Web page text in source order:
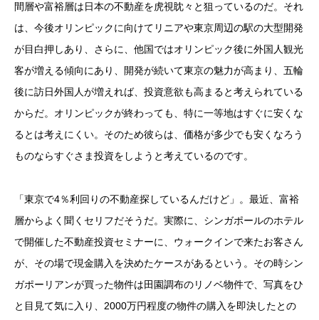
間層や富裕層は日本の不動産を虎視眈々と狙っているのだ。それ
は、今後オリンピックに向けてリニアや東京周辺の駅の大型開発
が目白押しあり、さらに、他国ではオリンピック後に外国人観光
客が増える傾向にあり、開発が続いて東京の魅力が高まり、五輪
後に訪日外国人が増えれば、投資意欲も高まると考えられている
からだ。オリンピックが終わっても、特に一等地はすぐに安くな
るとは考えにくい。そのため彼らは、価格が多少でも安くなろう
ものならすぐさま投資をしようと考えているのです。
「東京で4％利回りの不動産探しているんだけど」。最近、富裕
層からよく聞くセリフだそうだ。実際に、シンガポールのホテル
で開催した不動産投資セミナーに、ウォークインで来たお客さん
が、その場で現金購入を決めたケースがあるという。その時シン
ガポーリアンが買った物件は田園調布のリノベ物件で、写真をひ
と目見て気に入り、2000万円程度の物件の購入を即決したとの